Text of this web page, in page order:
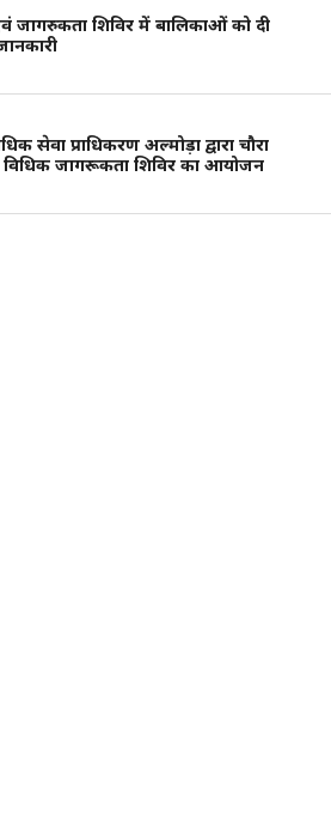
एवं जागरुकता शिविर में बालिकाओं को दी
सेवा प्राधिकरण अल्मोड़ा द्वारा चौरा
जागरूकता शिविर का आयोजन